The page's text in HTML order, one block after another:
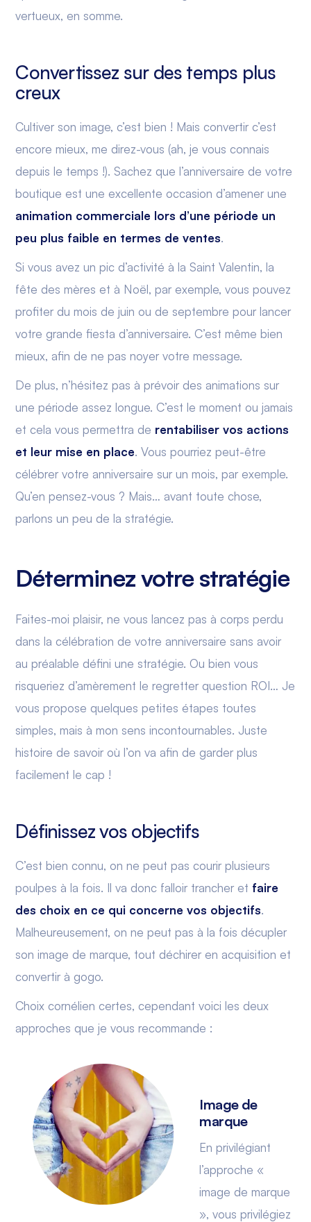
vertueux, en somme.
Convertissez sur des temps plus
creux
Cultiver son image, c’est bien ! Mais convertir c’est
encore mieux, me direz-vous (ah, je vous connais
depuis le temps !). Sachez que l’anniversaire de votre
boutique est une excellente occasion d’amener une
animation commerciale lors d’une période un
peu plus faible en termes de ventes.
Si vous avez un pic d’activité à la Saint Valentin, la
fête des mères et à Noël, par exemple, vous pouvez
profiter du mois de juin ou de septembre pour lancer
votre grande fiesta d’anniversaire. C’est même bien
mieux, afin de ne pas noyer votre message.
De plus, n’hésitez pas à prévoir des animations sur
une période assez longue. C’est le moment ou jamais
et cela vous permettra de rentabiliser vos actions
et leur mise en place. Vous pourriez peut-être
célébrer votre anniversaire sur un mois, par exemple.
Qu’en pensez-vous ? Mais… avant toute chose,
parlons un peu de la stratégie.
Déterminez votre stratégie
Faites-moi plaisir, ne vous lancez pas à corps perdu
dans la célébration de votre anniversaire sans avoir
au préalable défini une stratégie. Ou bien vous
risqueriez d’amèrement le regretter question ROI… Je
vous propose quelques petites étapes toutes
simples, mais à mon sens incontournables. Juste
histoire de savoir où l’on va afin de garder plus
facilement le cap !
Définissez vos objectifs
C’est bien connu, on ne peut pas courir plusieurs
poulpes à la fois. Il va donc falloir trancher et faire
des choix en ce qui concerne vos objectifs.
Malheureusement, on ne peut pas à la fois décupler
son image de marque, tout déchirer en acquisition et
convertir à gogo.
Choix cornélien certes, cependant voici les deux
approches que je vous recommande :
Image de
marque
En privilégiant
l’approche «
image de marque
», vous privilégiez